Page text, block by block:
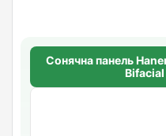
Сонячна панель